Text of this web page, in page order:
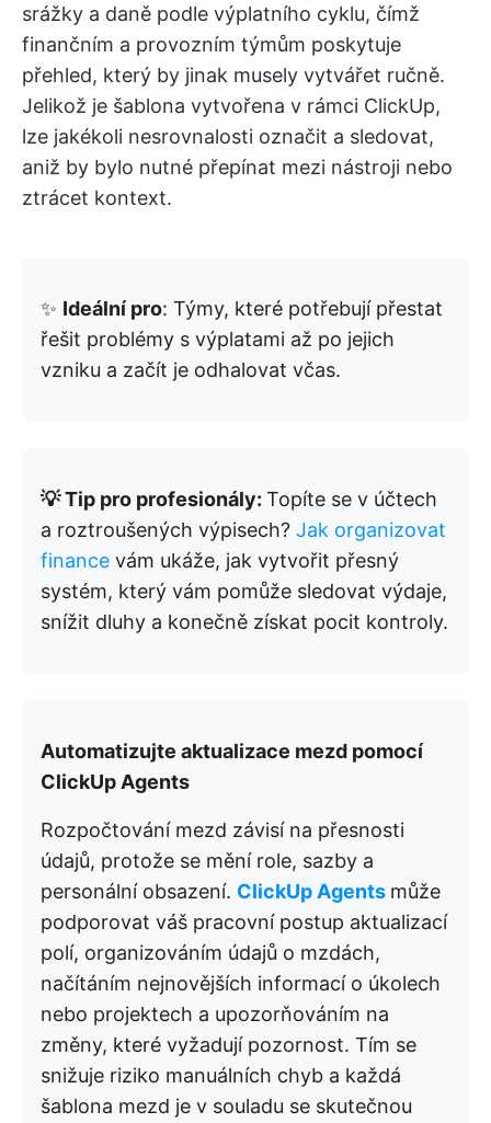
srážky a daně podle výplatního cyklu, čímž
finančním a provozním týmům poskytuje
přehled, který by jinak musely vytvářet ručně.
Jelikož je šablona vytvořena v rámci ClickUp,
lze jakékoli nesrovnalosti označit a sledovat,
aniž by bylo nutné přepínat mezi nástroji nebo
ztrácet kontext.
✨ Ideální pro: Týmy, které potřebují přestat
řešit problémy s výplatami až po jejich
vzniku a začít je odhalovat včas.
💡 Tip pro profesionály: Topíte se v účtech
a roztroušených výpisech? Jak organizovat
finance vám ukáže, jak vytvořit přesný
systém, který vám pomůže sledovat výdaje,
snížit dluhy a konečně získat pocit kontroly.
Automatizujte aktualizace mezd pomocí
ClickUp Agents
Rozpočtování mezd závisí na přesnosti
údajů, protože se mění role, sazby a
personální obsazení. ClickUp Agents může
podporovat váš pracovní postup aktualizací
polí, organizováním údajů o mzdách,
načítáním nejnovějších informací o úkolech
nebo projektech a upozorňováním na
změny, které vyžadují pozornost. Tím se
snižuje riziko manuálních chyb a každá
šablona mezd je v souladu se skutečnou